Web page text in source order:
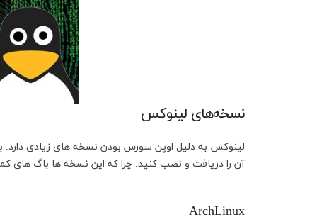
نسخه‌های لینوکس
آن را دریافت و نصب کنید. چرا که این نسخه ها باگ های
ArchLinux